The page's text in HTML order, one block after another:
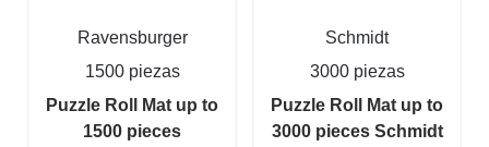
Ravensburger
1500 piezas
Puzzle Roll Mat up to
1500 pieces
Schmidt
3000 piezas
Puzzle Roll Mat up to
3000 pieces Schmidt